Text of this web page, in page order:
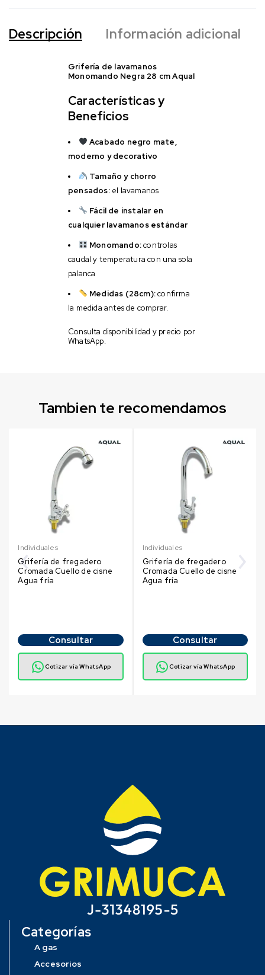
Descripción Información adicional
Grifería de lavamanos
Monomando Negra 28 cm Aqual
Características y
Beneficios
Acabado negro mate,
moderno y decorativo
Tamaño y chorro
pensados:el lavamanos
Fácil de instalar en
cualquier lavamanos estándar
Monomando:controlas
caudal y temperatura con una sola
palanca
Medidas (28cm):confirma
la medida antes de comprar.
Consulta disponibilidad y precio por
WhatsApp.
Tambien te recomendamos
Individuales
Grifería de fregadero
Cromada Cuello de cisne
Agua fría
Consultar
Cotizar vía WhatsApp
Individuales
Grifería de fregadero
Cromada Cuello de cisne
Agua fría
Consultar
Cotizar vía WhatsApp
Categorías
A gas
Accesorios